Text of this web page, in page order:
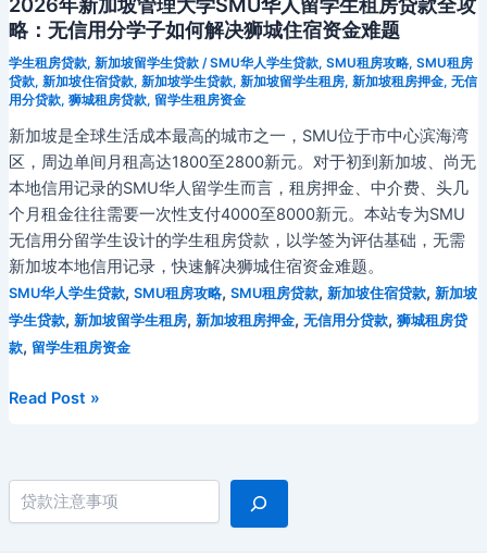
搜索
略：无信用分学子如何解决狮城住宿资金难题
学生租房贷款, 新加坡留学生贷款/SMU华人学生贷款, SMU租房攻略, SMU租房
贷款, 新加坡住宿贷款, 新加坡学生贷款, 新加坡留学生租房, 新加坡租房押金, 无信
用分贷款, 狮城租房贷款, 留学生租房资金
新加坡是全球生活成本最高的城市之一，SMU位于市中心滨海湾
区，周边单间月租高达1800至2800新元。对于初到新加坡、尚无
本地信用记录的SMU华人留学生而言，租房押金、中介费、头几
个月租金往往需要一次性支付4000至8000新元。本站专为SMU
无信用分留学生设计的学生租房贷款，以学签为评估基础，无需
新加坡本地信用记录，快速解决狮城住宿资金难题。
SMU华人学生贷款, SMU租房攻略, SMU租房贷款, 新加坡住宿贷款, 新加坡
学生贷款, 新加坡留学生租房, 新加坡租房押金, 无信用分贷款, 狮城租房贷
款, 留学生租房资金
2026
加
坡
管
Read Post »